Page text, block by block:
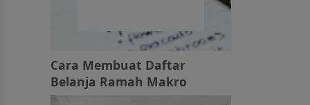
Cara Membuat Daftar
Belanja Ramah Makro